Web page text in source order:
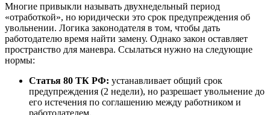
Многие привыкли называть двухнедельный период
«отработкой», но юридически это срок предупреждения об
увольнении. Логика законодателя в том, чтобы дать
работодателю время найти замену. Однако закон оставляет
пространство для маневра. Ссылаться нужно на следующие
нормы:
Статья 80 ТК РФ: устанавливает общий срок
предупреждения (2 недели), но разрешает увольнение до
его истечения по соглашению между работником и
работодателем.